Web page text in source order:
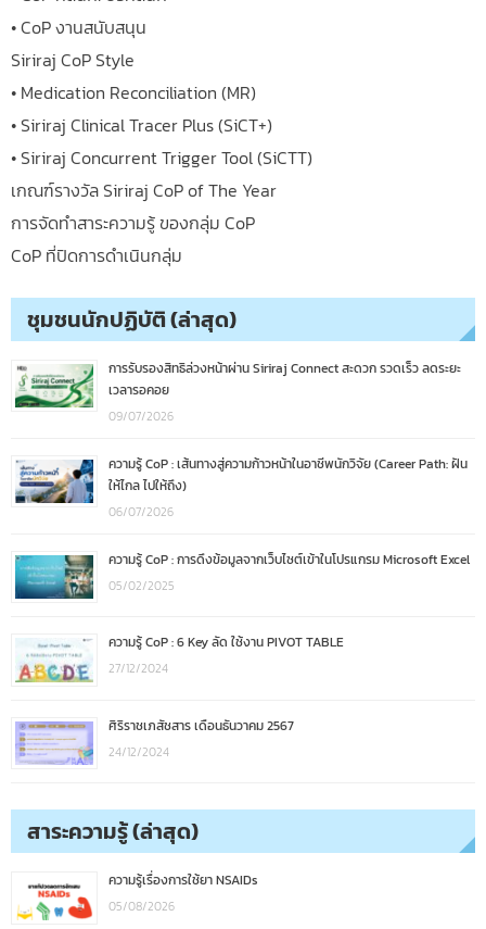
• CoP งานสนับสนุน
Siriraj CoP Style
• Medication Reconciliation (MR)
• Siriraj Clinical Tracer Plus (SiCT+)
• Siriraj Concurrent Trigger Tool (SiCTT)
เกณฑ์รางวัล Siriraj CoP of The Year
การจัดทำสาระความรู้ ของกลุ่ม CoP
CoP ที่ปิดการดำเนินกลุ่ม
ชุมชนนักปฏิบัติ (ล่าสุด)
การรับรองสิทธิล่วงหน้าผ่าน Siriraj Connect สะดวก รวดเร็ว ลดระยะ
เวลารอคอย
09/07/2026
ความรู้ CoP : เส้นทางสู่ความก้าวหน้าในอาชีพนักวิจัย (Career Path: ฝัน
ให้ไกล ไปให้ถึง)
06/07/2026
ความรู้ CoP : การดึงข้อมูลจากเว็บไซต์เข้าในโปรแกรม Microsoft Excel
05/02/2025
ความรู้ CoP : 6 Key ลัด ใช้งาน PIVOT TABLE
27/12/2024
ศิริราชเภสัชสาร เดือนธันวาคม 2567
24/12/2024
สาระความรู้ (ล่าสุด)
ความรู้เรื่องการใช้ยา NSAIDs
05/08/2026